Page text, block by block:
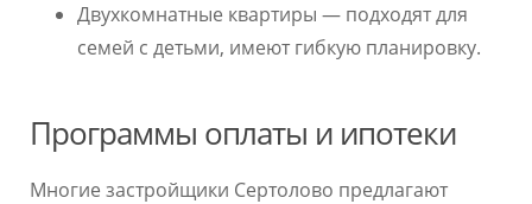
Двухкомнатные квартиры — подходят для
семей с детьми, имеют гибкую планировку.
Программы оплаты и ипотеки
Многие застройщики Сертолово предлагают